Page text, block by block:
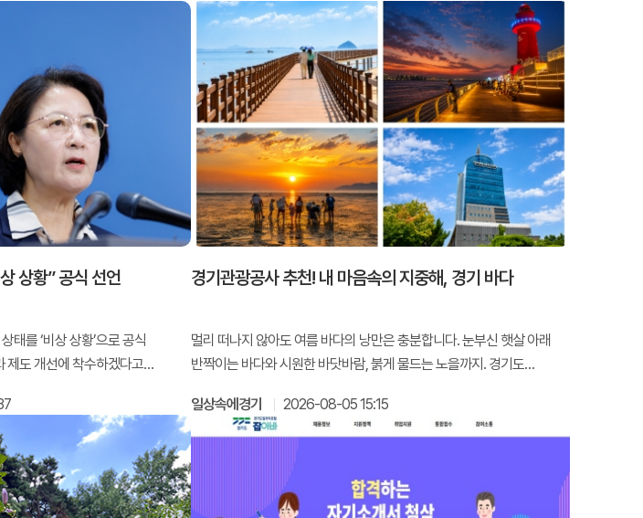
상황” 공식 선언
태를 ‘비상 상황’으로 공식
제도 개선에 착수하겠다고
경기관광공사 추천! 내 마음속의 지중해, 경기 바다
멀리 떠나지 않아도 여름 바다의 낭만은 충분합니다. 눈부신 햇살 아래
반짝이는 바다와 시원한 바닷바람, 붉게 물드는 노을까지. 경기도
일상속에경기
2026-08-05 15:15